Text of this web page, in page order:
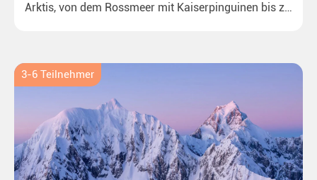
Arktis, von dem Rossmeer mit Kaiserpinguinen bis zu
3-6 Teilnehmer